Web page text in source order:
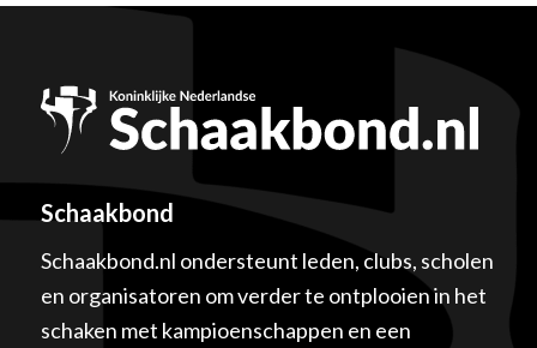
Schaakbond
Schaakbond.nl ondersteunt leden, clubs, scholen
en organisatoren om verder te ontplooien in het
schaken met kampioenschappen en een